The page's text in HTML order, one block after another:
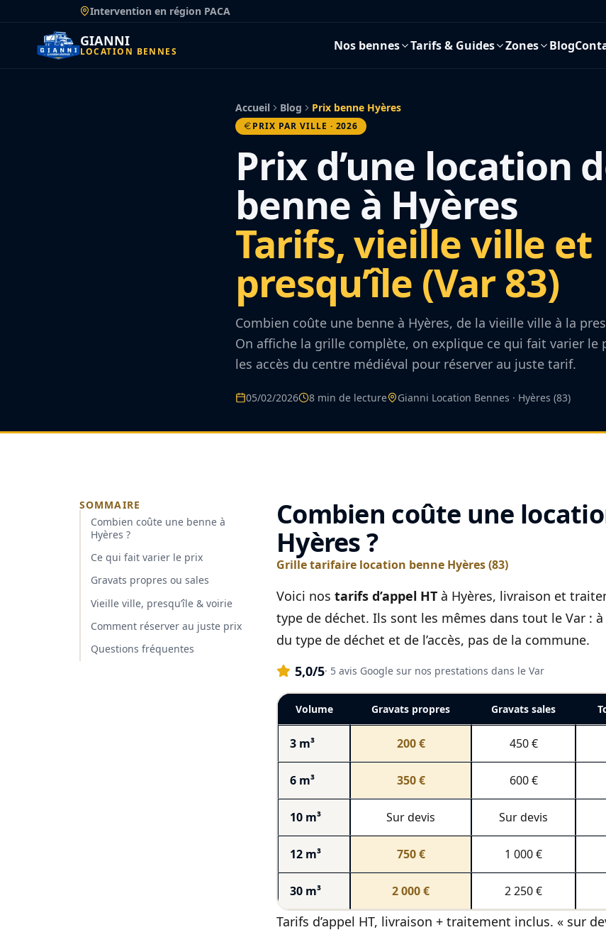
Intervention en région PACA
GIANNI
LOCATION BENNES Nos bennes Tarifs & Guides Zones Blog
Accueil Blog Prix benne Hyères
PRIX PAR VILLE · 2026
Prix d’une location
benne à Hyères
Tarifs, vieille ville et
presqu’île (Var 83)
Combien coûte une benne à Hyères, de la vieille ville à la
On affiche la grille complète, on explique ce qui fait varier le
les accès du centre médiéval pour réserver au juste tarif.
05/02/2026 8 min de lecture Gianni Location Bennes · Hyères (83)
SOMMAIRE
Combien coûte une benne à
Hyères ?
Ce qui fait varier le prix
Gravats propres ou sales
Vieille ville, presqu’île & voirie
Comment réserver au juste prix
Questions fréquentes
Combien coûte une
Hyères ?
Grille tarifaire location benne Hyères (83)
Voici nos tarifs d’appel HT à Hyères, livraison et
type de déchet. Ils sont les mêmes dans tout le Var :
du type de déchet et de l’accès, pas de la commune.
5,0/5· 5 avis Google sur nos prestations dans le Var
Volume Gravats propres Gravats sales
3 m³ 200 € 450 €
6 m³ 350 € 600 €
10 m³ Sur devis Sur devis
12 m³ 750 € 1 000 €
30 m³ 2 000 € 2 250 €
Tarifs d’appel HT, livraison + traitement inclus. « sur